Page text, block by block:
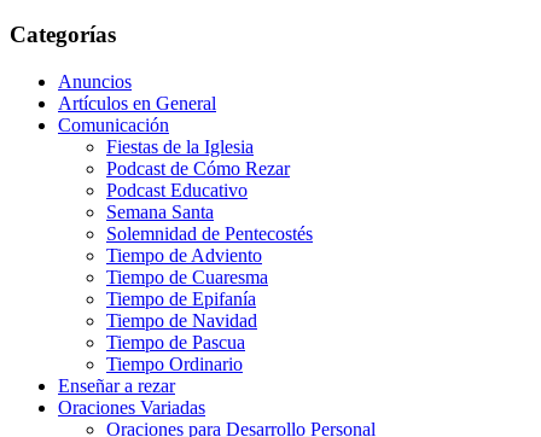
Categorías
Anuncios
Artículos en General
Comunicación
Fiestas de la Iglesia
Podcast de Cómo Rezar
Podcast Educativo
Semana Santa
Solemnidad de Pentecostés
Tiempo de Adviento
Tiempo de Cuaresma
Tiempo de Epifanía
Tiempo de Navidad
Tiempo de Pascua
Tiempo Ordinario
Enseñar a rezar
Oraciones Variadas
Oraciones para Desarrollo Personal